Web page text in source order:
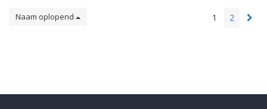
Naam oplopend 1 2